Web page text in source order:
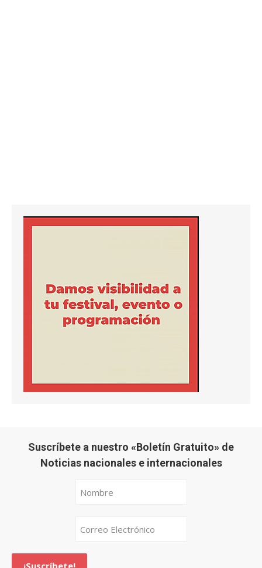
Suscríbete a nuestro «Boletín Gratuito» de
Noticias nacionales e internacionales